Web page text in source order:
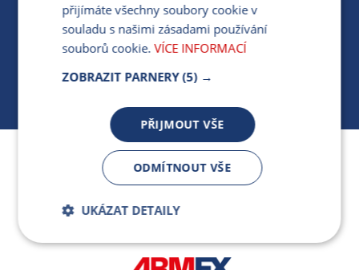
Jsme součástí skupiny ARMEX a členem Asociace
nezávislých dodavatelů energií.
412 154 154
PO-PÁ 7:30-17:00
přijímáte všechny soubory cookie v
souladu s našimi zásadami používání
souborů cookie. VÍCE INFORMACÍ
ZOBRAZIT PARNERY (5) →
PŘIJMOUT VŠE
ODMÍTNOUT VŠE
UKÁZAT DETAILY
Bezpodmínečně
nutné soubory
Výkonnostní